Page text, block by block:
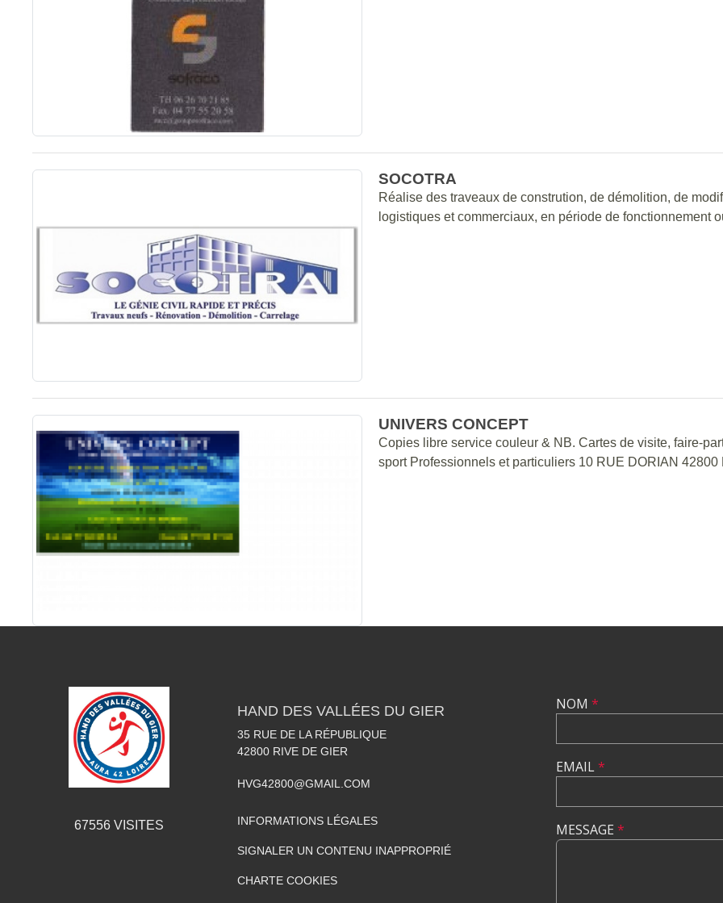
SOCOTRA
Réalise des traveaux de constrution, de démolition, de
logistiques et commerciaux, en période de fonctionnement
UNIVERS CONCEPT
Copies libre service couleur & NB. Cartes de visite, faire-
sport Professionnels et particuliers 10 RUE DORIAN 42800
67556VISITES
HAND DES VALLÉES DU GIER
35 RUE DE LA RÉPUBLIQUE
42800 RIVE DE GIER
HVG42800@GMAIL.COM
INFORMATIONS LÉGALES
SIGNALER UN CONTENU INAPPROPRIÉ
CHARTE COOKIES
NOM *
EMAIL*
MESSAGE *